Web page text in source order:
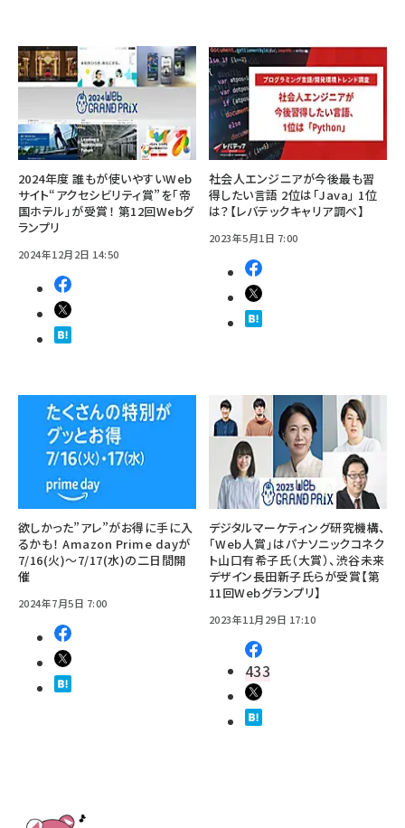
2024年度 誰もが使いやすいWeb
サイト“アクセシビリティ賞”を「帝
国ホテル」が受賞！ 第12回Webグ
ランプリ
2024年12月2日 14:50
社会人エンジニアが今後最も習
得したい言語 2位は「Java」 1位
は？【レバテックキャリア調べ】
2023年5月1日 7:00
欲しかった”アレ”がお得に手に入
るかも！ Amazon Prime dayが
7/16(火)～7/17(水)の二日間開
催
2024年7月5日 7:00
デジタルマーケティング研究機構、
「Web人賞」はパナソニックコネク
ト山口有希子氏（大賞）、渋谷未来
デザイン長田新子氏らが受賞【第
11回Webグランプリ】
2023年11月29日 17:10
433